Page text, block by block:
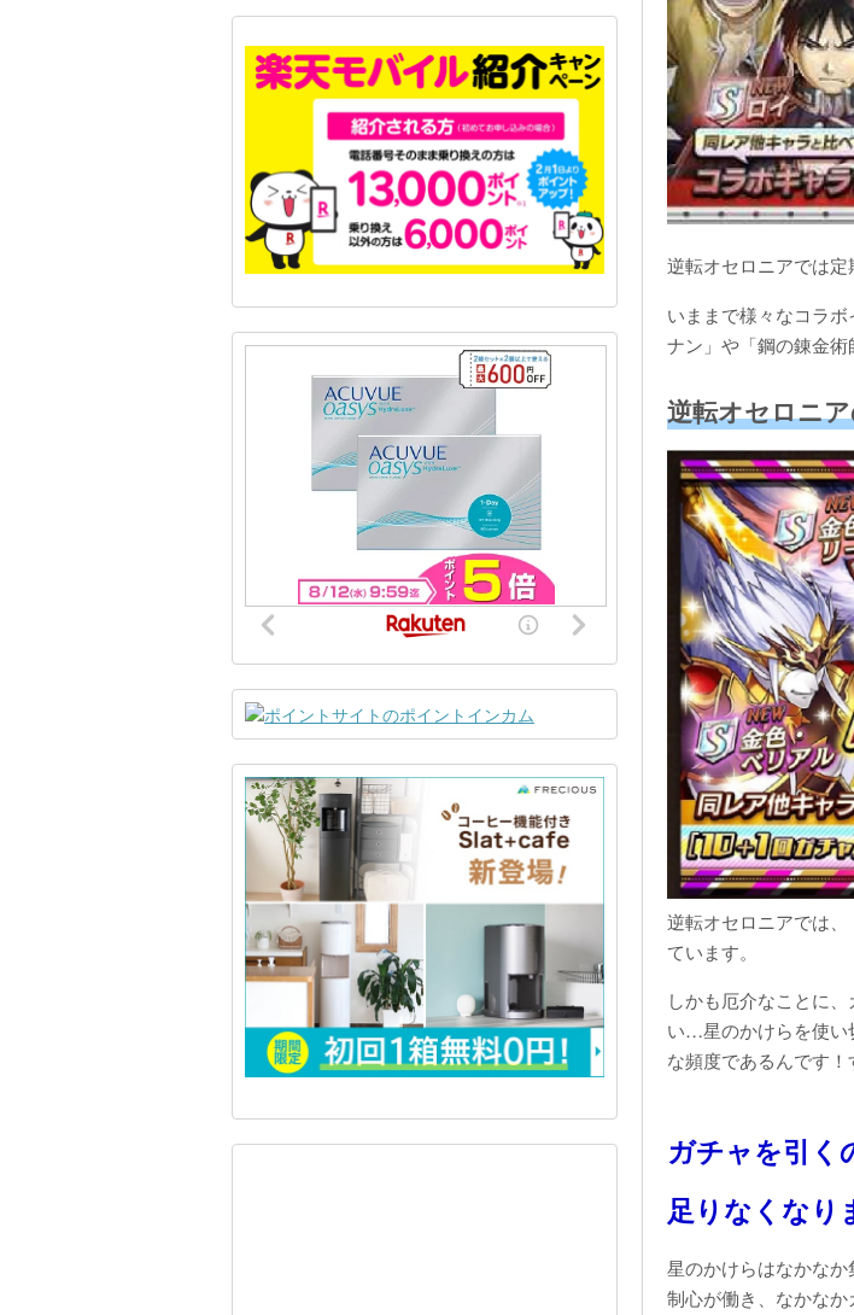
逆転オセロニアでは定
いままで様々なコラ
ナン」や「鋼の錬金術
逆転オセロニ
逆転オセロニアでは
ています。
しかも厄介なことに
い…星のかけらを使い
な頻度であるんです
ガチャを引く
足りなくな
星のかけらはなかな
制心が働き、なかなか